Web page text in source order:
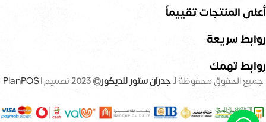
أعلى المنتجات تقييماً
روابط سريعة
روابط تهمك
جميع الحقوق محفوظةلـجدران ستور للديكور© 2023 تصميم |PlanPOS